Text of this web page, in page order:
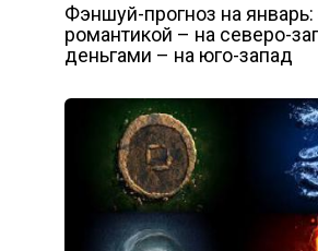
Фэншуй-прогноз на январь:
романтикой – на северо-
деньгами – на юго-запад